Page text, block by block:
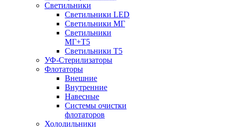
Светильники
Светильники LED
Светильники МГ
Светильники
МГ+T5
Светильники Т5
УФ-Стерилизаторы
Флотаторы
Внешние
Внутренние
Навесные
Системы очистки
флотаторов
Холодильники